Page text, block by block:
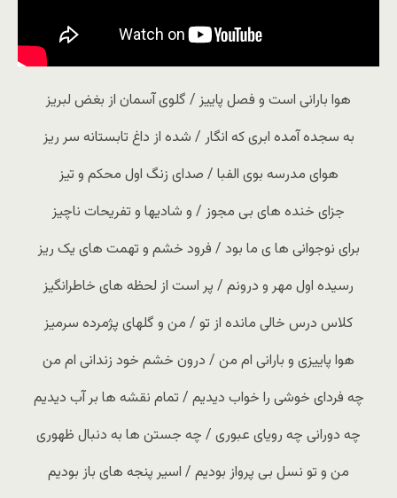
هوا بارانی است و فصل پاییز / گلوی آسمان از بغض لبریز
به سجده آمده ابری که انگار / شده از داغ تابستانه سر ریز
هوای مدرسه بوی الفبا / صدای زنگ اول محکم و تیز
جزای خنده های بی مجوز / و شادیها و تفریحات ناچیز
برای نوجوانی ها ی ما بود / فرود خشم و تهمت های یک ریز
رسیده اول مهر و درونم / پر است از لحظه های خاطرانگیز
کلاس درس خالی مانده از تو / من و گلهای پژمرده سرمیز
هوا پاییزی و بارانی ام من / درون خشم خود زندانی ام من
چه فردای خوشی را خواب دیدیم / تمام نقشه ها بر آب دیدیم
چه دورانی چه رویای عبوری / چه جستن ها به دنبال ظهوری
من و تو نسل بی پرواز بودیم / اسیر پنجه های باز بودیم